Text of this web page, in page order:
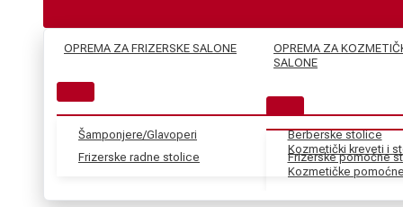
OPREMA ZA FRIZERSKE SALONE
Šamponjere/Glavoperi
Frizerske radne stolice
Berberske stolice
Frizerske pomoćne
OPREMA ZA
SALONE
Kozmetički kreveti i
Kozmetičke